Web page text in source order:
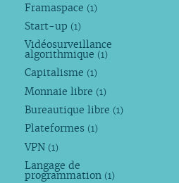
Framaspace (1)
Start-up (1)
Vidéosurveillance
algorithmique (1)
Capitalisme (1)
Monnaie libre (1)
Bureautique libre (1)
Plateformes (1)
VPN (1)
Langage de
programmation (1)